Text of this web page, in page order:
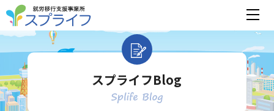
スプライフBlog